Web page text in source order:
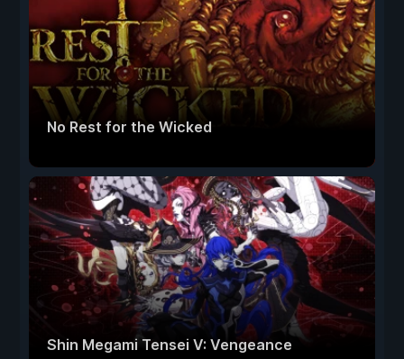
No Rest for the Wicked
Shin Megami Tensei V: Vengeance